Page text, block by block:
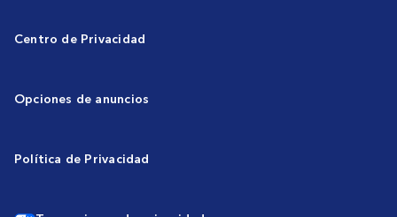
Centro de Privacidad
Opciones de anuncios
Política de Privacidad